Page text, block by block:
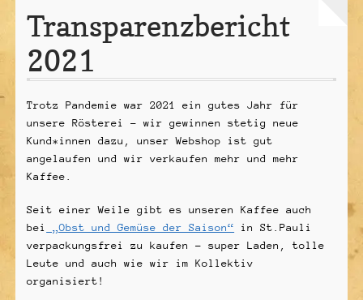
Vertrag widerrufen
Transparenzbericht
2021
Trotz Pandemie war 2021 ein gutes Jahr für
unsere Rösterei – wir gewinnen stetig neue
Kund*innen dazu, unser Webshop ist gut
angelaufen und wir verkaufen mehr und mehr
Kaffee.
Seit einer Weile gibt es unseren Kaffee auch
bei
„Obst und Gemüse der Saison“ in St.Pauli
verpackungsfrei zu kaufen – super Laden, tolle
Leute und auch wie wir im Kollektiv
organisiert!